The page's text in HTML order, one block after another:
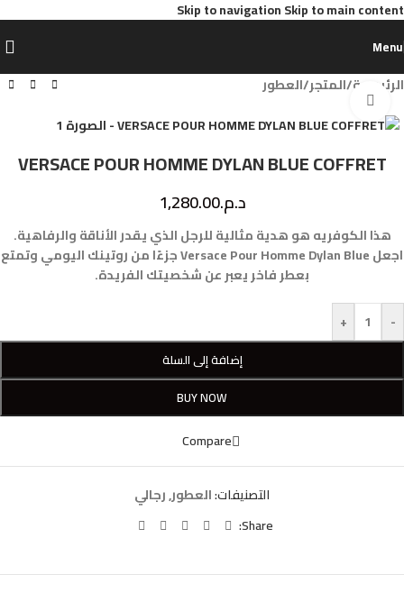
Skip to navigationSkip to main content
Menu
الرئيسية/المتجر/العطور
VERSACE POUR HOMME DYLAN BLUE COFFRET
د.م.1,280.00
هذا الكوفريه هو هدية مثالية للرجل الذي يقدر الأناقة والرفاهية.
اجعل Versace Pour Homme Dylan Blue جزءًا من روتينك اليومي وتمتع
بعطر فاخر يعبر عن شخصيتك الفريدة.
-
+
إضافة إلى السلة
BUY NOW
Compare
التصنيفات:العطور,رجالي
Share: